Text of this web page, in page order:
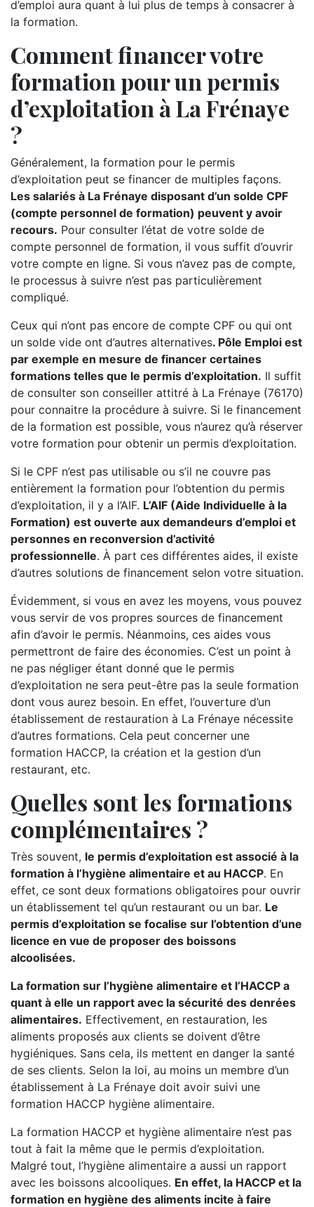
d’emploi aura quant à lui plus de temps à consacrer à
la formation.
Comment financer votre
formation pour un permis
d’exploitation à La Frénaye
?
Généralement, la formation pour le permis
d’exploitation peut se financer de multiples façons.
Les salariés à La Frénaye disposant d’un solde CPF
(compte personnel de formation) peuvent y avoir
recours. Pour consulter l’état de votre solde de
compte personnel de formation, il vous suffit d’ouvrir
votre compte en ligne. Si vous n’avez pas de compte,
le processus à suivre n’est pas particulièrement
compliqué.
Ceux qui n’ont pas encore de compte CPF ou qui ont
un solde vide ont d’autres alternatives. Pôle Emploi est
par exemple en mesure de financer certaines
formations telles que le permis d’exploitation. Il suffit
de consulter son conseiller attitré à La Frénaye (76170)
pour connaitre la procédure à suivre. Si le financement
de la formation est possible, vous n’aurez qu’à réserver
votre formation pour obtenir un permis d’exploitation.
Si le CPF n’est pas utilisable ou s’il ne couvre pas
entièrement la formation pour l’obtention du permis
d’exploitation, il y a l’AIF. L’AIF (Aide Individuelle à la
Formation) est ouverte aux demandeurs d’emploi et
personnes en reconversion d’activité
professionnelle. À part ces différentes aides, il existe
d’autres solutions de financement selon votre situation.
Évidemment, si vous en avez les moyens, vous pouvez
vous servir de vos propres sources de financement
afin d’avoir le permis. Néanmoins, ces aides vous
permettront de faire des économies. C’est un point à
ne pas négliger étant donné que le permis
d’exploitation ne sera peut-être pas la seule formation
dont vous aurez besoin. En effet, l’ouverture d’un
établissement de restauration à La Frénaye nécessite
d’autres formations. Cela peut concerner une
formation HACCP, la création et la gestion d’un
restaurant, etc.
Quelles sont les formations
complémentaires ?
Très souvent, le permis d’exploitation est associé à la
formation à l’hygiène alimentaire et au HACCP. En
effet, ce sont deux formations obligatoires pour ouvrir
un établissement tel qu’un restaurant ou un bar. Le
permis d’exploitation se focalise sur l’obtention d’une
licence en vue de proposer des boissons
alcoolisées.
La formation sur l’hygiène alimentaire et l’HACCP a
quant à elle un rapport avec la sécurité des denrées
alimentaires. Effectivement, en restauration, les
aliments proposés aux clients se doivent d’être
hygiéniques. Sans cela, ils mettent en danger la santé
de ses clients. Selon la loi, au moins un membre d’un
établissement à La Frénaye doit avoir suivi une
formation HACCP hygiène alimentaire.
La formation HACCP et hygiène alimentaire n’est pas
tout à fait la même que le permis d’exploitation.
Malgré tout, l’hygiène alimentaire a aussi un rapport
avec les boissons alcooliques. En effet, la HACCP et la
formation en hygiène des aliments incite à faire